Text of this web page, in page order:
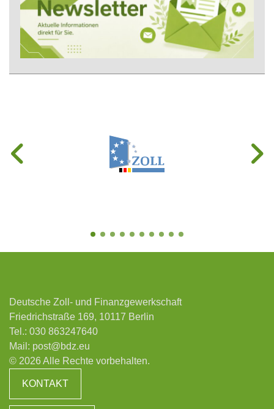
Deutsche Zoll- und Finanzgewerkschaft
Friedrichstraße 169, 10117 Berlin
Tel.: 030 863247640
Mail: post@bdz.eu
© 2026 Alle Rechte vorbehalten.
KONTAKT